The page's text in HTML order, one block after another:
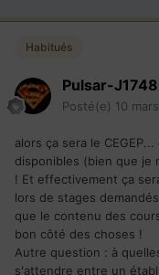
Habitués
Pulsar-J1748
Posté(e) 10
alors ça sera le
disponibles (bien que je
! Et effectivement ça
lors de stages
que le contenu des
bon côté des choses !
Autre question : à
s'attendre entre un